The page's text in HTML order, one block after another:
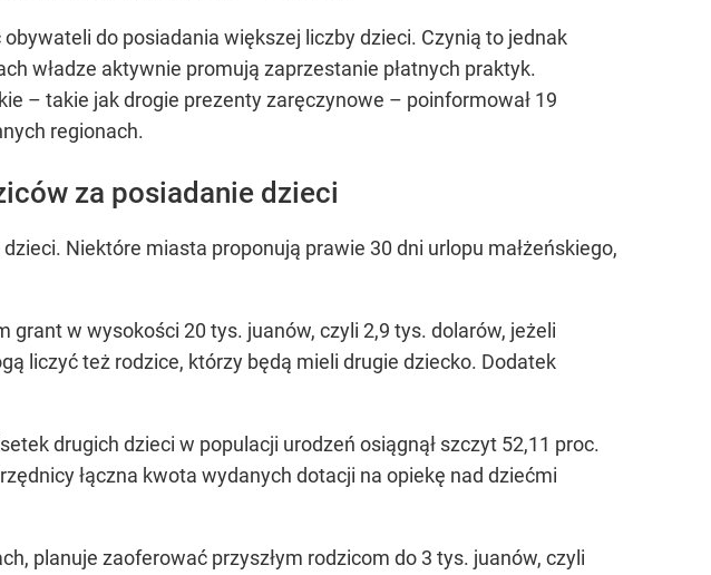
do posiadania większej liczby dzieci. Czynią to jednak
władze aktywnie promują zaprzestanie płatnych praktyk.
– takie jak drogie prezenty zaręczynowe – poinformował 19
regionach.
za posiadanie dzieci
Niektóre miasta proponują prawie 30 dni urlopu małżeńskiego,
w wysokości 20 tys. juanów, czyli 2,9 tys. dolarów, jeżeli
liczyć też rodzice, którzy będą mieli drugie dziecko. Dodatek
drugich dzieci w populacji urodzeń osiągnął szczyt 52,11 proc.
łączna kwota wydanych dotacji na opiekę nad dziećmi
planuje zaoferować przyszłym rodzicom do 3 tys. juanów, czyli